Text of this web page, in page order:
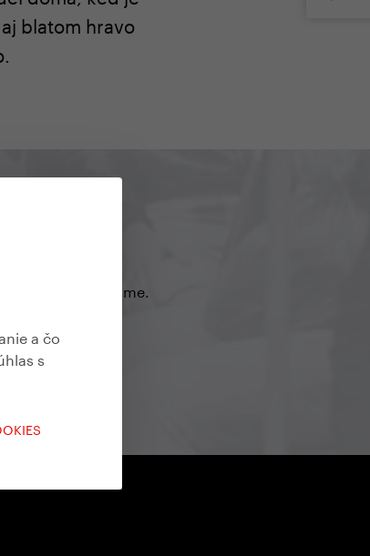
a čo
s
blatom hravo
modely chystáme.